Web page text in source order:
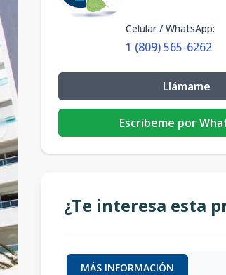
Celular / WhatsApp:
1 (809) 565-6262
Llámame
Escribeme por
¿Te interesa esta
MÁS INFORMACIÓN